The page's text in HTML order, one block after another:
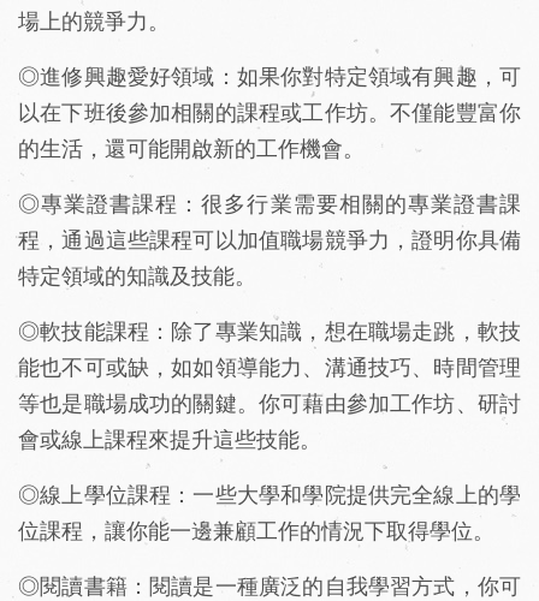
場上的競爭力。
◎進修興趣愛好領域：如果你對特定領域有興趣，可
以在下班後參加相關的課程或工作坊。不僅能豐富你
的生活，還可能開啟新的工作機會。
◎專業證書課程：很多行業需要相關的專業證書課
程，通過這些課程可以加值職場競爭力，證明你具備
特定領域的知識及技能。
◎軟技能課程：除了專業知識，想在職場走跳，軟技
能也不可或缺，如如領導能力、溝通技巧、時間管理
等也是職場成功的關鍵。你可藉由參加工作坊、研討
會或線上課程來提升這些技能。
◎線上學位課程：一些大學和學院提供完全線上的學
位課程，讓你能一邊兼顧工作的情況下取得學位。
◎閱讀書籍：閱讀是一種廣泛的自我學習方式，你可